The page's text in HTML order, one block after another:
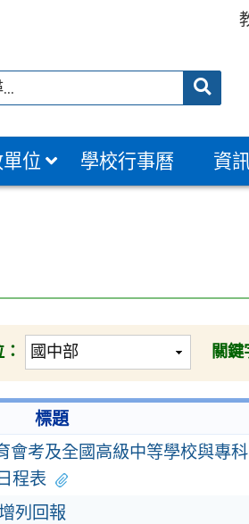
送出
位 學校行事曆 資
關鍵
標題
會考及全國高級中等學校與專
程表
列回報